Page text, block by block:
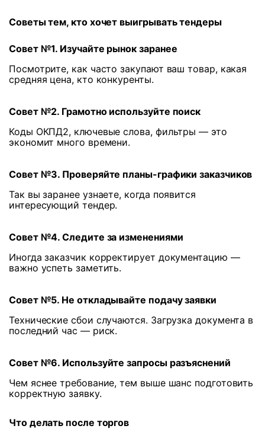
Советы тем, кто хочет выигрывать тендеры
Совет №1. Изучайте рынок заранее
Посмотрите, как часто закупают ваш товар, какая
средняя цена, кто конкуренты.
Совет №2. Грамотно используйте поиск
Коды ОКПД2, ключевые слова, фильтры — это
экономит много времени.
Совет №3. Проверяйте планы-графики заказчиков
Так вы заранее узнаете, когда появится
интересующий тендер.
Совет №4. Следите за изменениями
Иногда заказчик корректирует документацию —
важно успеть заметить.
Совет №5. Не откладывайте подачу заявки
Технические сбои случаются. Загрузка документа в
последний час — риск.
Совет №6. Используйте запросы разъяснений
Чем яснее требование, тем выше шанс подготовить
корректную заявку.
Что делать после торгов